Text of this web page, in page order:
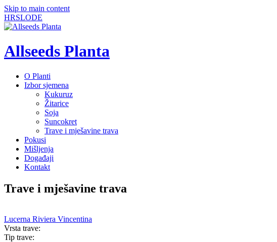
Skip to main content
HRSLODE
Allseeds Planta
O Planti
Izbor sjemena
Kukuruz
Žitarice
Soja
Suncokret
Trave i mješavine trava
Pokusi
Mišljenja
Događaji
Kontakt
Trave i mješavine trava
Lucerna Riviera Vincentina
Vrsta trave:
Tip trave: